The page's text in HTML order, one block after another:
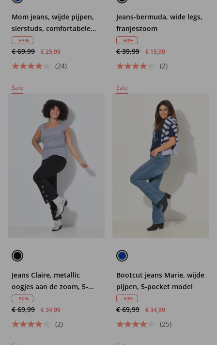
Mom jeans, wijde pijpen,
sierstuds, comfortabele
tailleband
- 63%
€ 69,99 € 25,99
(24)
Jeans-bermuda, wide legs,
franjeszoom
- 60%
€ 39,99 € 15,99
(2)
Sale
Jeans Claire, metallic
oogjes aan de zoom, 5-
pocket
- 50%
€ 69,99 € 34,99
(2)
Sale
Bootcut jeans Marie, wijde
pijpen, 5-pocket model
- 50%
€ 69,99 € 34,99
(25)